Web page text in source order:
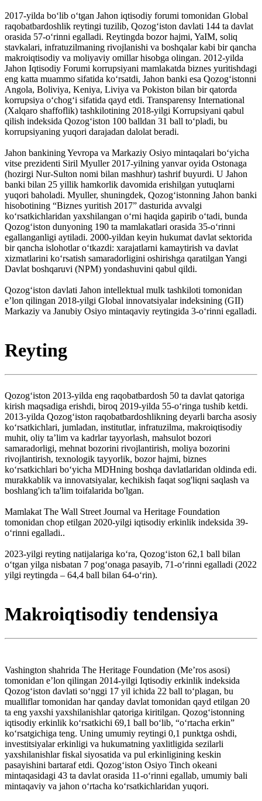
2017-yilda boʻlib oʻtgan Jahon iqtisodiy forumi tomonidan Global
raqobatbardoshlik reytingi tuzilib, Qozogʻiston davlati 144 ta davlat
orasida 57-oʻrinni egalladi. Reytingda bozor hajmi, YaIM, soliq
stavkalari, infratuzilmaning rivojlanishi va boshqalar kabi bir qancha
makroiqtisodiy va moliyaviy omillar hisobga olingan. 2012-yilda
Jahon Iqtisodiy Forumi korrupsiyani mamlakatda biznes yuritishdagi
eng katta muammo sifatida koʻrsatdi, Jahon banki esa Qozogʻistonni
Angola, Boliviya, Keniya, Liviya va Pokiston bilan bir qatorda
korrupsiya oʻchogʻi sifatida qayd etdi. Transparensy International
(Xalqaro shaffoflik) tashkilotining 2018-yilgi Korrupsiyani qabul
qilish indeksida Qozogʻiston 100 balldan 31 ball toʻpladi, bu
korrupsiyaning yuqori darajadan dalolat beradi.
Jahon bankining Yevropa va Markaziy Osiyo mintaqalari boʻyicha
vitse prezidenti Siril Myuller 2017-yilning yanvar oyida Ostonaga
(hozirgi Nur-Sulton nomi bilan mashhur) tashrif buyurdi. U Jahon
banki bilan 25 yillik hamkorlik davomida erishilgan yutuqlarni
yuqori baholadi. Myuller, shuningdek, Qozogʻistonning Jahon banki
hisobotining “Biznes yuritish 2017” dasturida avvalgi
koʻrsatkichlaridan yaxshilangan oʻrni haqida gapirib oʻtadi, bunda
Qozogʻiston dunyoning 190 ta mamlakatlari orasida 35-oʻrinni
egallanganligi aytiladi. 2000-yildan keyin hukumat davlat sektorida
bir qancha islohotlar oʻtkazdi: xarajatlarni kamaytirish va davlat
xizmatlarini koʻrsatish samaradorligini oshirishga qaratilgan Yangi
Davlat boshqaruvi (NPM) yondashuvini qabul qildi.
Qozogʻiston davlati Jahon intellektual mulk tashkiloti tomonidan
e’lon qilingan 2018-yilgi Global innovatsiyalar indeksining (GII)
Markaziy va Janubiy Osiyo mintaqaviy reytingida 3-oʻrinni egalladi.
Reyting
Qozog‘iston 2013-yilda eng raqobatbardosh 50 ta davlat qatoriga
kirish maqsadiga erishdi, biroq 2019-yilda 55-o‘ringa tushib ketdi.
2013-yilda Qozog‘iston raqobatbardoshlikning deyarli barcha asosiy
ko‘rsatkichlari, jumladan, institutlar, infratuzilma, makroiqtisodiy
muhit, oliy ta’lim va kadrlar tayyorlash, mahsulot bozori
samaradorligi, mehnat bozorini rivojlantirish, moliya bozorini
rivojlantirish, texnologik tayyorlik, bozor hajmi, biznes
ko‘rsatkichlari bo‘yicha MDHning boshqa davlatlaridan oldinda edi.
murakkablik va innovatsiyalar, kechikish faqat sog'liqni saqlash va
boshlang'ich ta'lim toifalarida bo'lgan.
Mamlakat The Wall Street Journal va Heritage Foundation
tomonidan chop etilgan 2020-yilgi iqtisodiy erkinlik indeksida 39-
o‘rinni egalladi..
2023-yilgi reyting natijalariga ko‘ra, Qozog‘iston 62,1 ball bilan
o‘tgan yilga nisbatan 7 pog‘onaga pasayib, 71-o‘rinni egalladi (2022
yilgi reytingda – 64,4 ball bilan 64-o‘rin).
Makroiqtisodiy tendensiya
Vashington shahrida The Heritage Foundation (Meʼros asosi)
tomonidan eʼlon qilingan 2014-yilgi Iqtisodiy erkinlik indeksida
Qozogʻiston davlati soʻnggi 17 yil ichida 22 ball toʻplagan, bu
mualliflar tomonidan har qanday davlat tomonidan qayd etilgan 20
ta eng yaxshi yaxshilanishlar qatoriga kiritilgan. Qozogʻistonning
iqtisodiy erkinlik koʻrsatkichi 69,1 ball boʻlib, “oʻrtacha erkin”
koʻrsatgichiga teng. Uning umumiy reytingi 0,1 punktga oshdi,
investitsiyalar erkinligi va hukumatning yaxlitligida sezilarli
yaxshilanishlar fiskal siyosatida va pul erkinligining keskin
pasayishini bartaraf etdi. Qozogʻiston Osiyo Tinch okeani
mintaqasidagi 43 ta davlat orasida 11-oʻrinni egallab, umumiy bali
mintaqaviy va jahon oʻrtacha koʻrsatkichlaridan yuqori.